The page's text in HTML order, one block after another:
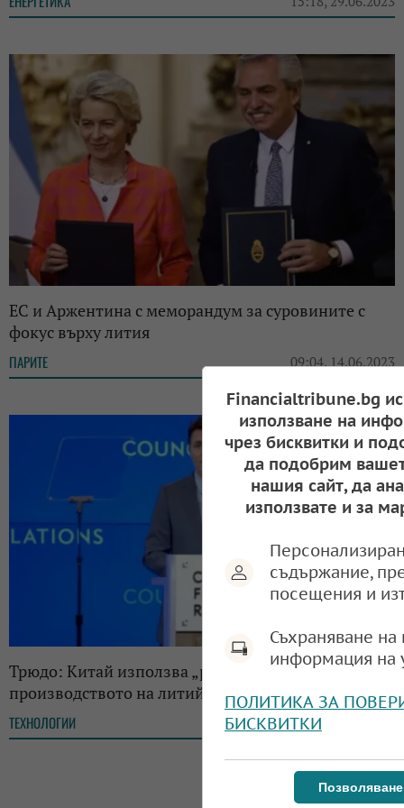
ЕС и Аржентина с меморандум за суровините с
фокус върху лития
ПАРИТЕ 09:04, 14.06.2023
Трюдо: Китай използва „робски труд“ в
производството на литий
ТЕХНОЛОГИИ 09:16, 02.05.2023
Financialtribune.bg
използване на
чрез бисквитки и
да подобрим
нашия сайт, да
използвате и за
съдържание,
посещения и
Съхраняване
информация на
ПОЛИТИКА ЗА
БИСКВИТКИ